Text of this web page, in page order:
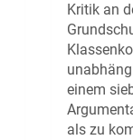
Kritik an
einem
als zu